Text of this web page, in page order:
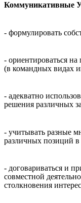
Коммуникативные
- формулировать
- ориентироваться на
(в командных видах
- адекватно
решения различных
- учитывать разные
различных позиций в
- договариваться и
совместной
столкновения